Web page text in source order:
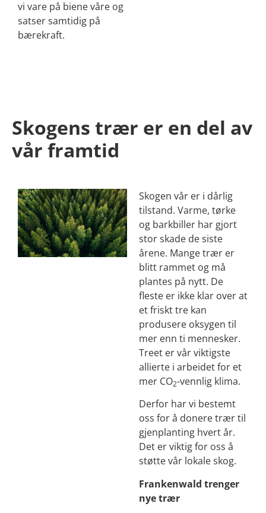
vi vare på biene våre og
satser samtidig på
bærekraft.
Skogens trær er en del av
vår framtid
Skogen vår er i dårlig
tilstand. Varme, tørke
og barkbiller har gjort
stor skade de siste
årene. Mange trær er
blitt rammet og må
plantes på nytt. De
fleste er ikke klar over at
et friskt tre kan
produsere oksygen til
mer enn ti mennesker.
Treet er vår viktigste
allierte i arbeidet for et
mer CO2-vennlig klima.
Derfor har vi bestemt
oss for å donere trær til
gjenplanting hvert år.
Det er viktig for oss å
støtte vår lokale skog.
Frankenwald trenger
nye trær